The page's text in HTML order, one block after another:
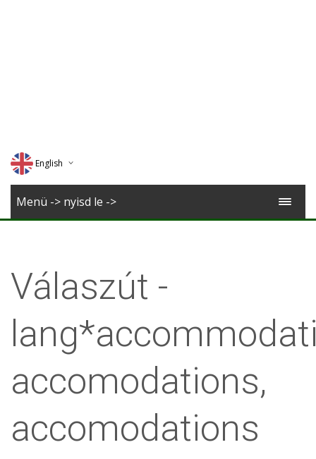
English
Deutsch
Menü -> nyisd le ->
Válaszút -
accomodations,
accomodations